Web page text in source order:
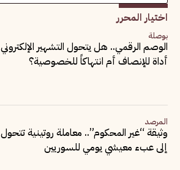
اختيار المحرر
بوصلة
الوصم الرقمي.. هل يتحول التشهير الإلكتروني
أداة للإنصاف أم انتهاكاً للخصوصية؟
المرصد
وثيقة “غير المحكوم”.. معاملة روتينية تتحول
إلى عبء معيشي يومي للسوريين